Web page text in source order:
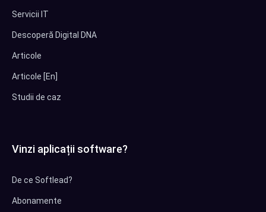
Servicii IT
Descoperă Digital DNA
Articole
Articole [En]
Studii de caz
Vinzi aplicații software?
De ce Softlead?
Abonamente